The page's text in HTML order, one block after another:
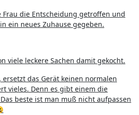
Frau die Entscheidung getroffen und
ein neues Zuhause gegeben.
viele leckere Sachen damit gekocht.
das Gerät keinen normalen
vieles. Denn es gibt einem die
beste ist man muß nicht aufpassen